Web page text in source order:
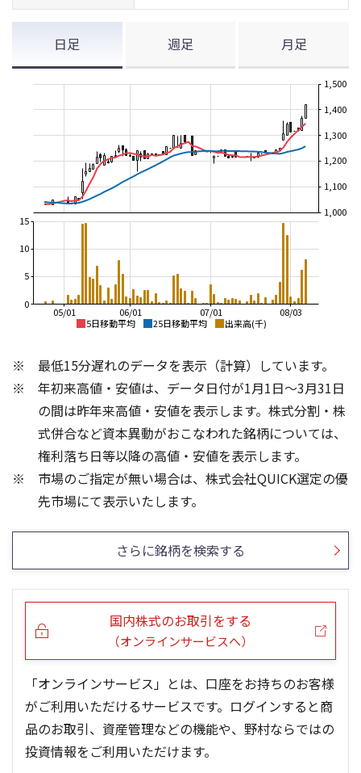
日足 週足 月足
5日移動平均 25日移動平均 出来高(千)
08/03
07/01
06/01
05/01
1,000
1,100
1,200
1,300
1,400
1,500
0
5
10
15
13週移動平均 26週移動平均 出来高(千)
800
1,000
1,200
1,300
1,400
0
10
20
5ヶ月移動平均 25ヶ月移動平均 出来高(千)
400
800
1,000
1,200
1,400
0
15
最低15分遅れのデータを表示（計算）しています。
年初来高値・安値は、データ日付が1月1日～3月31日
の間は昨年来高値・安値を表示します。株式分割・株
式併合など資本異動がおこなわれた銘柄については、
権利落ち日等以降の高値・安値を表示します。
市場のご指定が無い場合は、株式会社QUICK選定の優
先市場にて表示いたします。
さらに銘柄を検索する
国内株式のお取引をする
（オンラインサービスへ）
「オンラインサービス」とは、口座をお持ちのお客様
がご利用いただけるサービスです。ログインすると商
品のお取引、資産管理などの機能や、野村ならではの
投資情報をご利用いただけます。